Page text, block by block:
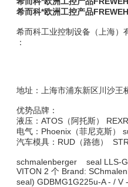
希而科*欧洲工控产品
希而科工业控制设备（上海）
：
地址：上海市浦东新
优势品牌：
液压：ATOS（阿托斯）
电气：Phoenix（菲尼克斯
汽车模具：RUD（路德
schmalenberger seal LLS-
VITON 2 个 Brand:
seal) GDBMG1G225u-A - / V